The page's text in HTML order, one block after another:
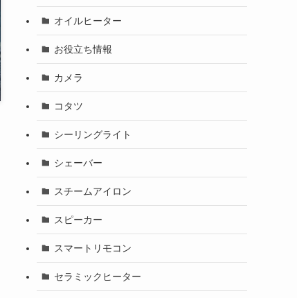
オイルヒーター
お役立ち情報
カメラ
コタツ
シーリングライト
シェーバー
スチームアイロン
スピーカー
スマートリモコン
セラミックヒーター